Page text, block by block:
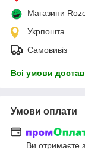
Магазини
Укрпошта
Самовивіз
Всі умови
Умови оплати
Ви отримаєте